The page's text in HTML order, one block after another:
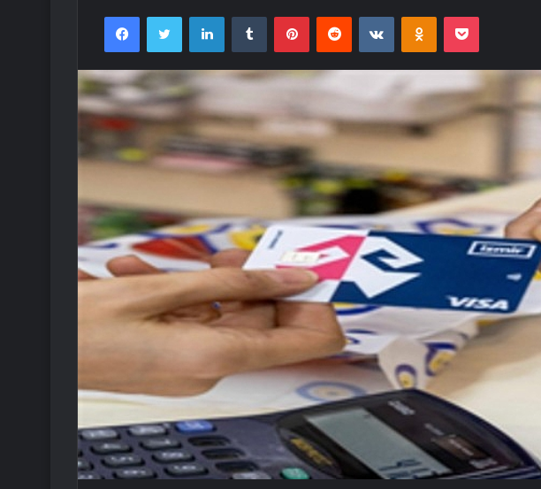
FacebookTwitter LinkedInTumblr PinterestReddit VKontakteOdnoklassniki
Pocket